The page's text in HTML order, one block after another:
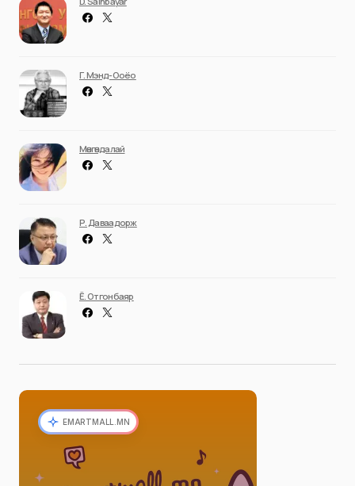
Г. Мэнд-Ооёо
Мөнгөндалай
Р. Даваадорж
Ё. Отгонбаяр
EMARTMALL.MN